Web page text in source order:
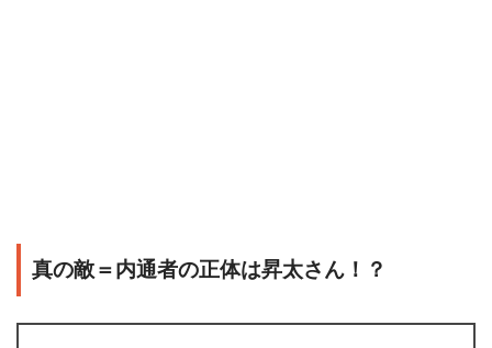
真の敵＝内通者の正体は昇太さん！？